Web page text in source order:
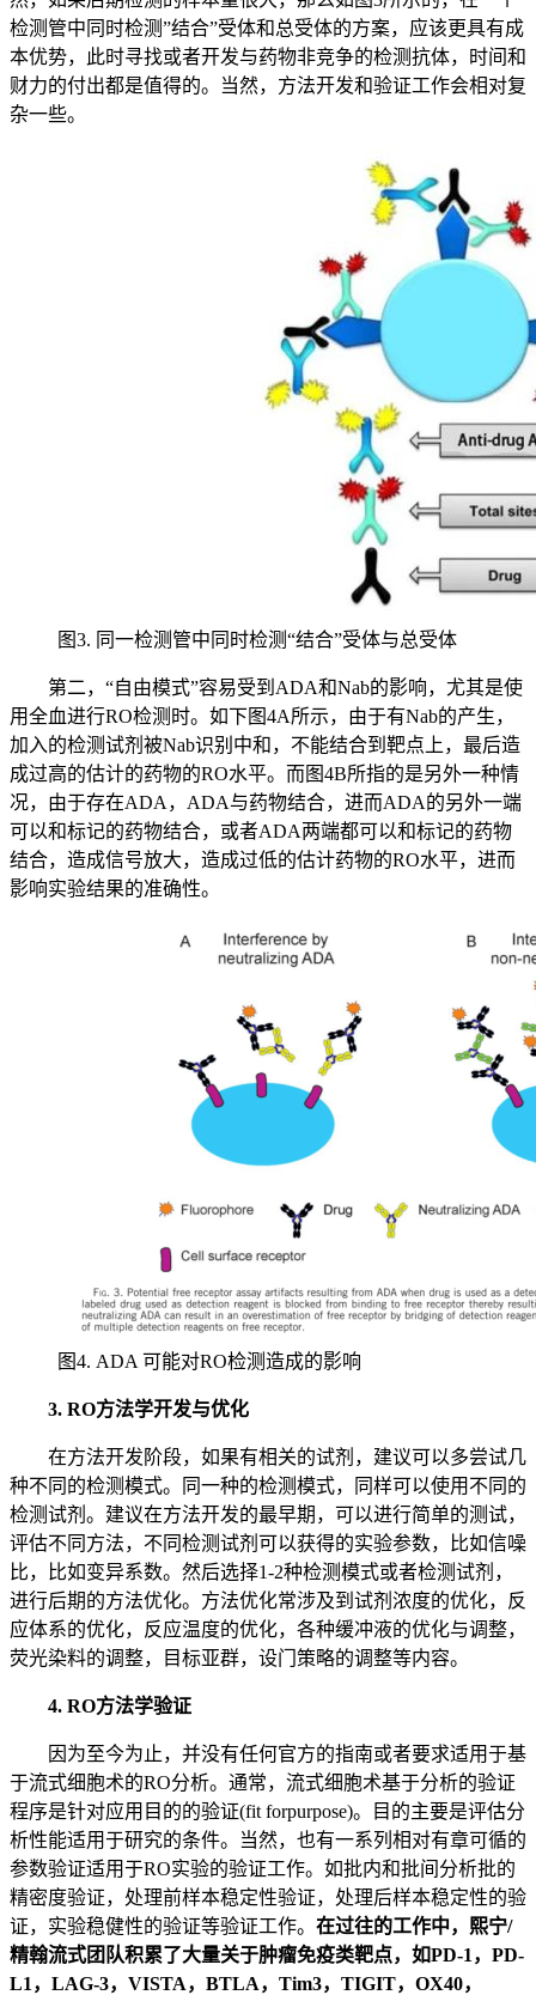
检测管中同时检测”结合”受体和总受体的方案，应该更具有成
本优势，此时寻找或者开发与药物非竞争的检测抗体，时间和
财力的付出都是值得的。当然，方法开发和验证工作会相对复
杂一些。
图3. 同一检测管中同时检测“结合”受体与总受体
第二，“自由模式”容易受到ADA和Nab的影响，尤其是使
用全血进行RO检测时。如下图4A所示，由于有Nab的产生，
加入的检测试剂被Nab识别中和，不能结合到靶点上，最后造
成过高的估计的药物的RO水平。而图4B所指的是另外一种情
况，由于存在ADA，ADA与药物结合，进而ADA的另外一端
可以和标记的药物结合，或者ADA两端都可以和标记的药物
结合，造成信号放大，造成过低的估计药物的RO水平，进而
影响实验结果的准确性。
图4. ADA 可能对RO检测造成的影响
3. RO方法学开发与优化
在方法开发阶段，如果有相关的试剂，建议可以多尝试几
种不同的检测模式。同一种的检测模式，同样可以使用不同的
检测试剂。建议在方法开发的最早期，可以进行简单的测试，
评估不同方法，不同检测试剂可以获得的实验参数，比如信噪
比，比如变异系数。然后选择1-2种检测模式或者检测试剂，
进行后期的方法优化。方法优化常涉及到试剂浓度的优化，反
应体系的优化，反应温度的优化，各种缓冲液的优化与调整，
荧光染料的调整，目标亚群，设门策略的调整等内容。
4. RO方法学验证
因为至今为止，并没有任何官方的指南或者要求适用于基
于流式细胞术的RO分析。通常，流式细胞术基于分析的验证
程序是针对应用目的的验证(fit forpurpose)。目的主要是评估分
析性能适用于研究的条件。当然，也有一系列相对有章可循的
参数验证适用于RO实验的验证工作。如批内和批间分析批的
精密度验证，处理前样本稳定性验证，处理后样本稳定性的验
证，实验稳健性的验证等验证工作。 在过往的工作中，熙宁/
精翰流式团队积累了大量关于肿瘤免疫类靶点，如PD-1，PD-
L1，LAG-3，VISTA，BTLA，Tim3，TIGIT，OX40，